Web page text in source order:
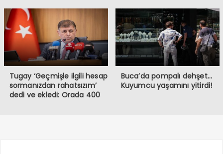
Tugay ‘Geçmişle ilgili hesap
sormanızdan rahatsızım’
dedi ve ekledi: Orada 400
Buca’da pompalı dehşet…
Kuyumcu yaşamını yitirdi!